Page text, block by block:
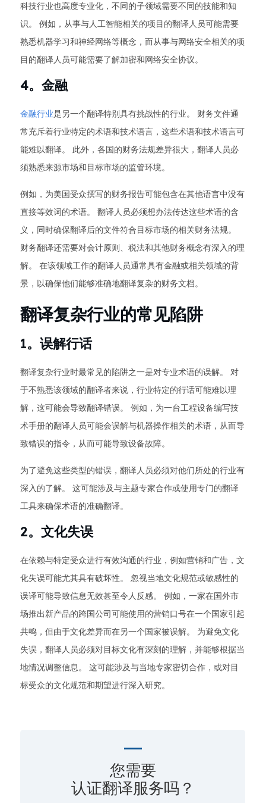
科技行业也高度专业化，不同的子领域需要不同的技能和知
识。 例如，从事与人工智能相关的项目的翻译人员可能需要
熟悉机器学习和神经网络等概念，而从事与网络安全相关的项
目的翻译人员可能需要了解加密和网络安全协议。
4。金融
金融行业是另一个翻译特别具有挑战性的行业。 财务文件通
常充斥着行业特定的术语和技术语言，这些术语和技术语言可
能难以翻译。 此外，各国的财务法规差异很大，翻译人员必
须熟悉来源市场和目标市场的监管环境。
例如，为美国受众撰写的财务报告可能包含在其他语言中没有
直接等效词的术语。 翻译人员必须想办法传达这些术语的含
义，同时确保翻译后的文件符合目标市场的相关财务法规。
财务翻译还需要对会计原则、税法和其他财务概念有深入的理
解。 在该领域工作的翻译人员通常具有金融或相关领域的背
景，以确保他们能够准确地翻译复杂的财务文档。
翻译复杂行业的常见陷阱
1。误解行话
翻译复杂行业时最常见的陷阱之一是对专业术语的误解。 对
于不熟悉该领域的翻译者来说，行业特定的行话可能难以理
解，这可能会导致翻译错误。 例如，为一台工程设备编写技
术手册的翻译人员可能会误解与机器操作相关的术语，从而导
致错误的指令，从而可能导致设备故障。
为了避免这些类型的错误，翻译人员必须对他们所处的行业有
深入的了解。 这可能涉及与主题专家合作或使用专门的翻译
工具来确保术语的准确翻译。
2。文化失误
在依赖与特定受众进行有效沟通的行业，例如营销和广告，文
化失误可能尤其具有破坏性。 忽视当地文化规范或敏感性的
误译可能导致信息无效甚至令人反感。 例如，一家在国外市
场推出新产品的跨国公司可能使用的营销口号在一个国家引起
共鸣，但由于文化差异而在另一个国家被误解。 为避免文化
失误，翻译人员必须对目标文化有深刻的理解，并能够根据当
地情况调整信息。 这可能涉及与当地专家密切合作，或对目
标受众的文化规范和期望进行深入研究。
您需要
认证翻译服务吗？